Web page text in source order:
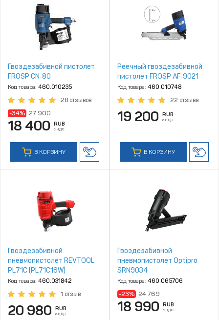
Гвоздезабивной пистолет
FROSP CN‑80
Код товара: 460.010235
28 отзывов
-34% 27 900
18 400 RUB
с НДС
В КОРЗИНУ
Реечный гвоздезабивной
пистолет FROSP AF‑9021
Код товара: 460.010748
22 отзыва
19 200 RUB
с НДС
В КОРЗИНУ
Гвоздезабивной
пневмопистолет REVTOOL
PL71C (PL71C16W)
Код товара: 460.031842
1 отзыв
20 980 RUB
с НДС
Гвоздезабивной
пневмопистолет Optipro
SRN9034
Код товара: 460.065706
-23% 24 769
18 990 RUB
с НДС